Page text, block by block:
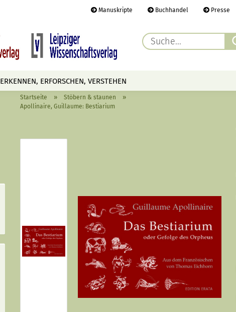
Manuskripte Buchhandel Presse
Passwort
ERKENNEN, ERFORSCHEN, VERSTEHEN
AUTOREN TERMINE
Startseite » Stöbern & staunen »
Apollinaire, Guillaume: Bestiarium